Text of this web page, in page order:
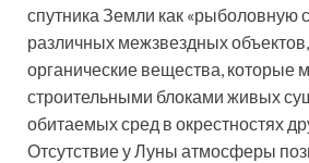
спутника Земли как «рыболовную
различных межзвездных
органические вещества, которые
строительными блоками живых
обитаемых сред в окрестностях
Отсутствие у Луны атмосферы